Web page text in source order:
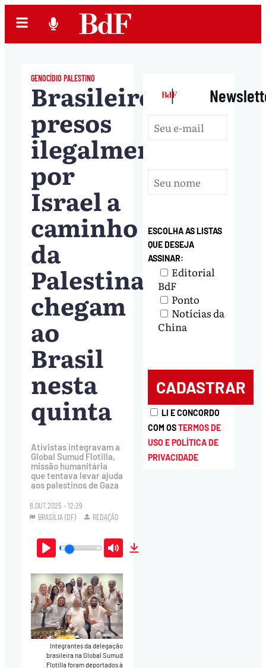
GENOCÍDIO PALESTINO
Brasileiros
presos
ilegalmente
por
Israel a
caminho
da
Palestina
chegam
ao
Brasil
nesta
quinta
Ativistas integravam a
Global Sumud Flotilla,
missão humanitária
que tentava levar ajuda
aos palestinos de Gaza
8.OUT.2025 - 12:29
BRASÍLIA (DF)
REDAÇÃO
Play Mute
Integrantes da delegação
brasileira na Global Sumud
Flotilla foram deportados à
|
ESCOLHA AS LISTAS
QUE DESEJA
ASSINAR:
Editorial
BdF
Ponto
Notícias da
China
LI E CONCORDO
COM OSTERMOS DE
USO E POLÍTICA DE
PRIVACIDADE